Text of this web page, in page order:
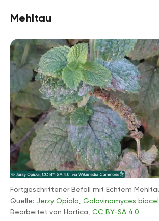
Mehltau
Fortgeschrittener Befall mit Echtem
Quelle: Jerzy Opioła Golovinomyces
Bearbeitet von Hortica, CC BY-SA 4.0